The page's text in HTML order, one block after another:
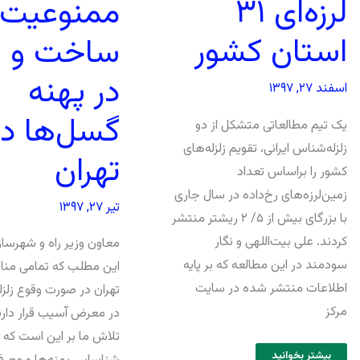
لرزه‌ای ۳۱
استان کشور
اسفند ۲۷, ۱۳۹۷
یک تیم مطالعاتی متشکل از دو
زلزله‌شناس ایرانی، تقویم زلزله‌های
کشور را براساس تعداد
زمین‌لرزه‌های رخ‌داده در سال جاری
با بزرگای بیش از ۵/ ۲ ریشتر منتشر
کردند. علی بیت‌اللهی و نگار
سودمند در این مطالعه که بر پایه
اطلاعات منتشر شده در سایت
مرکز
بیشتر بخوانید
ممنوعیت
ساخت و
در پهنه
گسل‌ها
تهران
تیر ۲۷, ۱۳۹۷
معاون وزیر راه و
این مطلب که تمامی
تهران در صورت وقوع
در معرض آسیب قرار
تلاش ما بر این است